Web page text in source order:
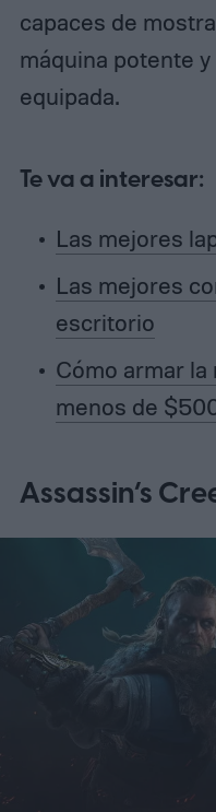
capaces de
máquina potente
equipada.
Te va a interesar:
Las mejores
Las mejores
escritorio
Cómo armar
menos de
Assassin’s